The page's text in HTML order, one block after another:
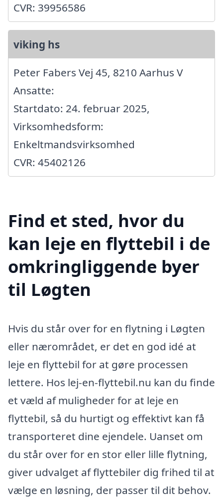
CVR: 39956586
viking hs
Peter Fabers Vej 45, 8210 Aarhus V
Ansatte:
Startdato: 24. februar 2025,
Virksomhedsform:
Enkeltmandsvirksomhed
CVR: 45402126
Find et sted, hvor du
kan leje en flyttebil i de
omkringliggende byer
til Løgten
Hvis du står over for en flytning i Løgten
eller nærområdet, er det en god idé at
leje en flyttebil for at gøre processen
lettere. Hos lej-en-flyttebil.nu kan du finde
et væld af muligheder for at leje en
flyttebil, så du hurtigt og effektivt kan få
transporteret dine ejendele. Uanset om
du står over for en stor eller lille flytning,
giver udvalget af flyttebiler dig frihed til at
vælge en løsning, der passer til dit behov.